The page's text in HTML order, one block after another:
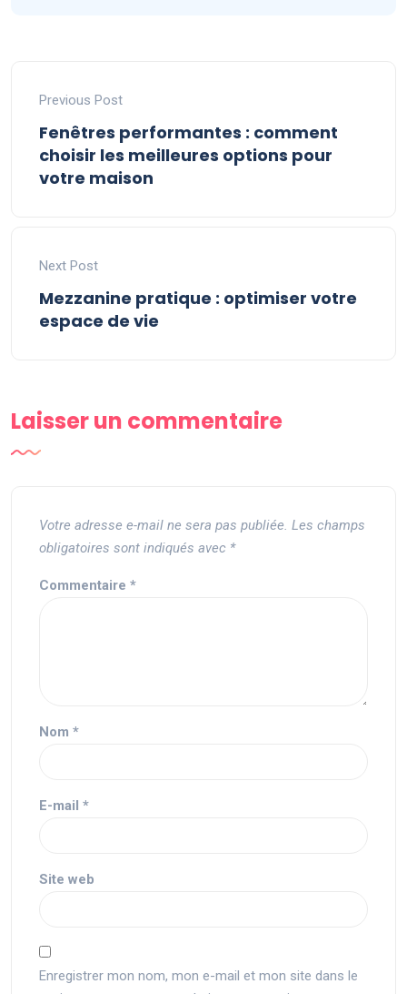
Previous Post
Fenêtres performantes : comment
choisir les meilleures options pour
votre maison
Next Post
Mezzanine pratique : optimiser votre
espace de vie
Laisser un commentaire
Votre adresse e-mail ne sera pas publiée. Les champs
obligatoires sont indiqués avec *
Commentaire *
Nom *
E-mail *
Site web
Enregistrer mon nom, mon e-mail et mon site dans le